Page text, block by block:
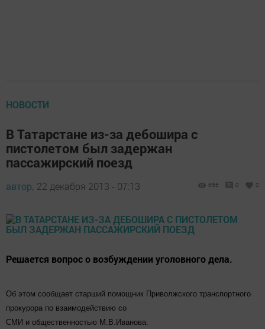
НОВОСТИ
В Татарстане из-за дебошира с
пистолетом был задержан
пассажирский поезд
автор, 22 декабря 2013 - 07:13 656 0 0
Решается вопрос о возбуждении уголовного дела.
Об этом сообщает старший помощник Приволжского транспортного
прокурора по взаимодействию со
СМИ и общественностью М.В.Иванова.